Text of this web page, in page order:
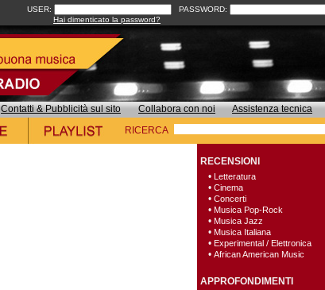
USER:
PASSWORD:
Hai dimenticato la password?
Contatti & Pubblicità sul sito Collabora con noi Assistenza tecnica
RICERCA
RECENSIONI
• Letteratura
• Cinema
• Concerti
• Musica Pop-Rock
• Musica Jazz
• Musica Italiana
• Experimental / Elettronica
• African American Music
APPROFONDIMENTI